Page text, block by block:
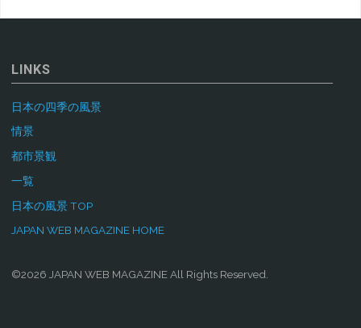
LINKS
日本の四季の風景
情景
都市景観
一覧
日本の風景 TOP
JAPAN WEB MAGAZINE HOME
©2026 JAPAN WEB MAGAZINE All Rights Reserved.